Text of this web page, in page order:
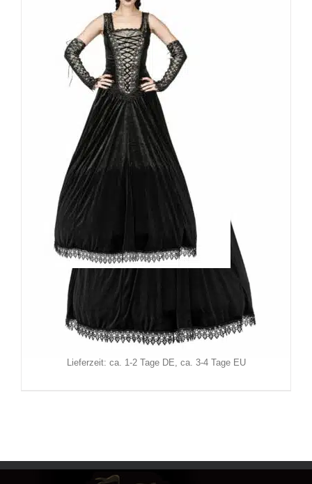
Sinister Kleid Brethar
Inkl. MwSt.
zzgl.Versand
Lieferzeit: ca. 1-2 Tage DE, ca. 3-4 Tage EU